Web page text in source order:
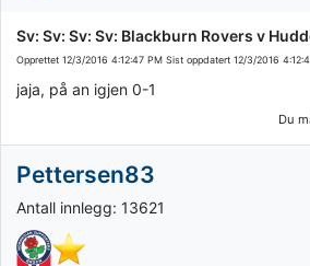
Sv: Sv: Sv: Sv: Blackburn Rovers v
Opprettet 12/3/2016 4:12:47 PM Sist oppdatert 12/3/2016
jaja, på an igjen 0-1
Du
Pettersen83
Antall innlegg: 13621